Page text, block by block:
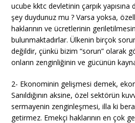
ucube kktc devletinin çarpık
şey duydunuz mu ? Varsa yoksa,
haklarının ve ücretlerinin
bulunmaktadırlar. Ülkenin birçok
değildir, çünkü bizim “sorun” olarak
onların zenginliğinin ve gücünün
2- Ekonominin gelişmesi demek,
Sanıldığının aksine, özel sektörün
sermayenin zenginleşmesi, illa ki
getirmez. Emekçi haklarının en çok